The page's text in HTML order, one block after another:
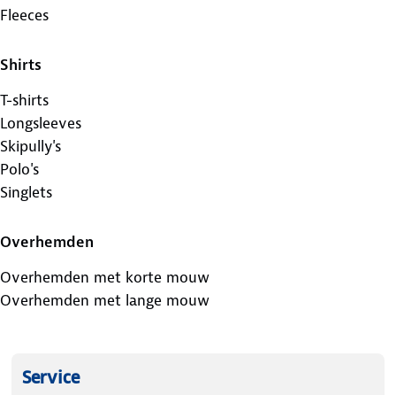
Fleeces
Shirts
T-shirts
Longsleeves
Skipully's
Polo's
Singlets
Overhemden
Overhemden met korte mouw
Overhemden met lange mouw
Service